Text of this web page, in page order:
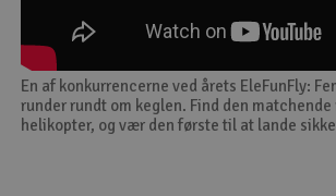
En af konkurrencerne ved årets EleFunFly:
runder rundt om keglen. Find den matchende
helikopter, og vær den første til at lande